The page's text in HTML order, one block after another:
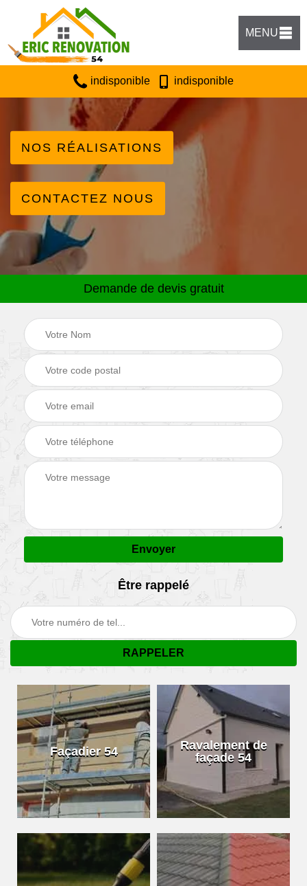
MENU
indisponible indisponible
NOS RÉALISATIONS
CONTACTEZ NOUS
Demande de devis gratuit
Être rappelé
Façadier 54
Ravalement de
façade 54